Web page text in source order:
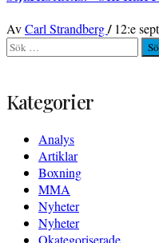
AvCarl Strandberg/ 12:e
Sök
efter:
Kategorier
Analys
Artiklar
Boxning
MMA
Nyheter
Nyheter
Okategoriserade